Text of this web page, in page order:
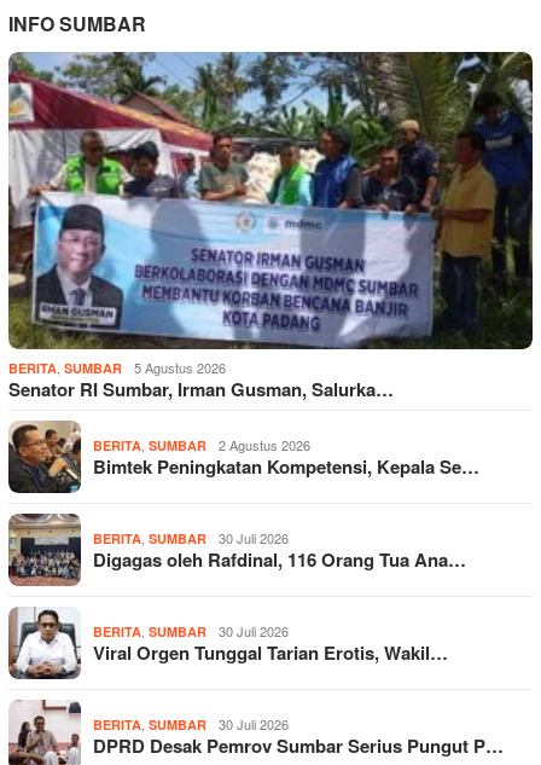
INFO SUMBAR
BERITA SUMBAR 5 Agustus 2026
Senator RI Sumbar, Irman Gusman, Salurka…
BERITA SUMBAR 2 Agustus 2026
Bimtek Peningkatan Kompetensi, Kepala Se…
BERITA SUMBAR 30 Juli 2026
Digagas oleh Rafdinal, 116 Orang Tua Ana…
BERITA SUMBAR 30 Juli 2026
Viral Orgen Tunggal Tarian Erotis, Wakil…
BERITA SUMBAR 30 Juli 2026
DPRD Desak Pemrov Sumbar Serius Pungut P…